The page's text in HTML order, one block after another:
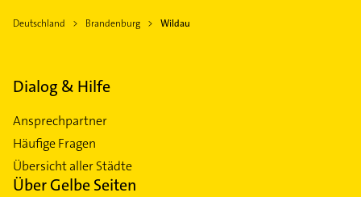
Deutschland Brandenburg Wildau
Dialog & Hilfe
Ansprechpartner
Häufige Fragen
Übersicht aller Städte
Über Gelbe Seiten